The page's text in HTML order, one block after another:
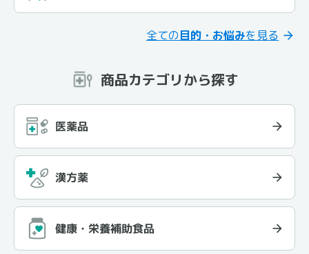
全ての目的・お悩みを見る
商品カテゴリから探す
医薬品
漢方薬
健康・栄養補助食品